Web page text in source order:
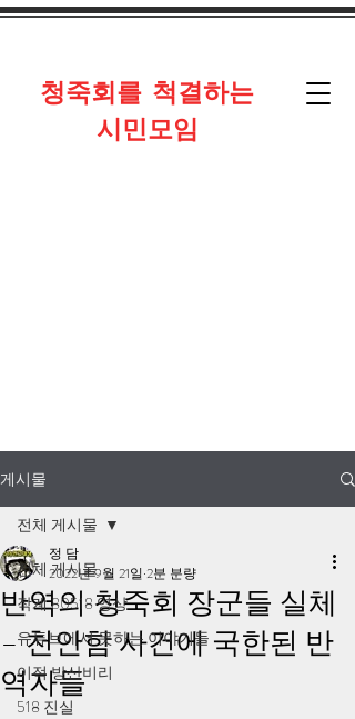
​청죽회를 척결하는
시민모임
게시물
전체 게시물
작계 80518 영상
유튜브에서 못하는 이야기들
이적 방산비리
518 진실
전체 게시물
반역의 청죽회 장군들 실체
– 천안함 사건에 국한된 반
역자들
정 담
2022년 9월 21일 2분 분량